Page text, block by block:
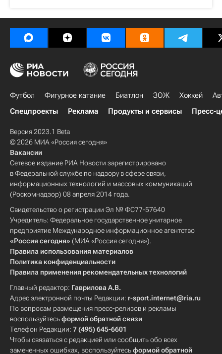
Футбол Фигурное катание Биатлон ЗОЖ Хоккей
Спецпроекты
Реклама Продукты и сервисы Пресс-
Версия 2023.1 Beta
© 2026 МИА «Россия сегодня»
Вакансии
Сетевое издание РИА Новости зарегистрировано
в Федеральной службе по надзору в сфере связи,
информационных технологий и массовых коммуникаций
(Роскомнадзор) 08 апреля 2014 года.
Свидетельство о регистрации Эл № ФС77-57640
Учредитель: Федеральное государственное унитарное
предприятие Международное информационное агентство
«Россия сегодня» (МИА «Россия сегодня»).
Правила использования материалов
Политика конфиденциальности
Правила применения рекомендательных технологий
Главный редактор: Гаврилова А.В.
Адрес электронной почты Редакции: r-sport.internet@ria.ru
По вопросам размещения пресс-релизов и рекламы
воспользуйтесьформой обратной связи
Телефон Редакции: 7 (495) 645-6601
Чтобы связаться с редакцией или сообщить обо всех
замеченных ошибках, воспользуйтесьформой обратной